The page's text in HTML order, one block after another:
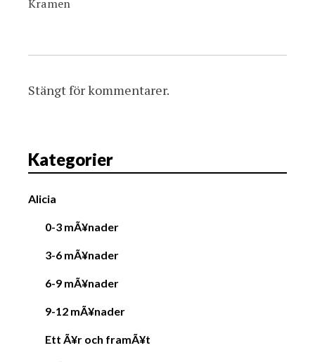
Kramen
Stängt för kommentarer.
Kategorier
Alicia
0-3 mÃ¥nader
3-6 mÃ¥nader
6-9 mÃ¥nader
9-12 mÃ¥nader
Ett Ã¥r och framÃ¥t